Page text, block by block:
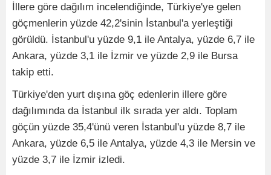
İllere göre dağılım incelendiğinde, Türkiye'ye gelen
göçmenlerin yüzde 42,2'sinin İstanbul'a yerleştiği
görüldü. İstanbul'u yüzde 9,1 ile Antalya, yüzde 6,7 ile
Ankara, yüzde 3,1 ile İzmir ve yüzde 2,9 ile Bursa
takip etti.
Türkiye'den yurt dışına göç edenlerin illere göre
dağılımında da İstanbul ilk sırada yer aldı. Toplam
göçün yüzde 35,4'ünü veren İstanbul'u yüzde 8,7 ile
Ankara, yüzde 6,5 ile Antalya, yüzde 4,3 ile Mersin ve
yüzde 3,7 ile İzmir izledi.